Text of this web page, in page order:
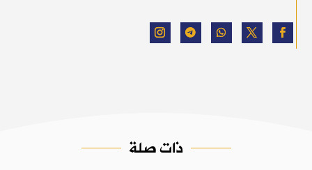
ذات صلة